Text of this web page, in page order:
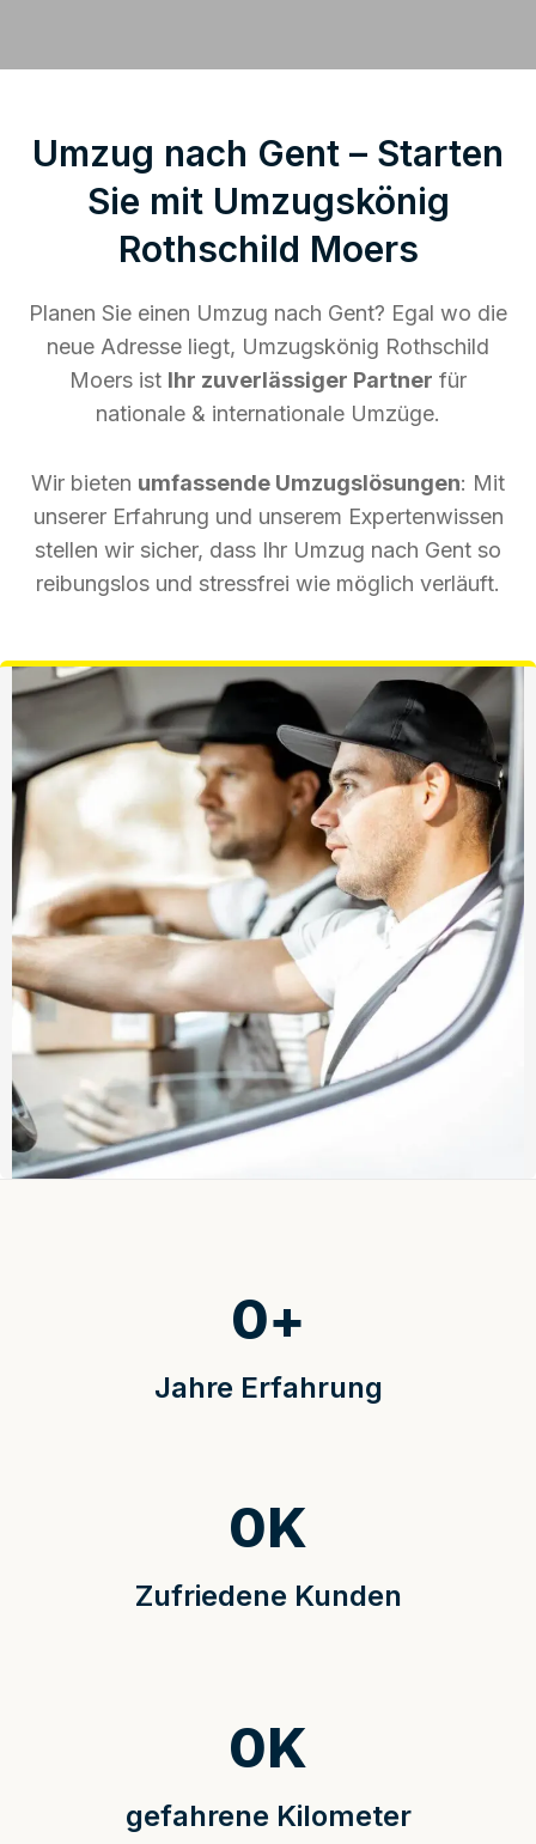
Umzug nach Gent – Starten
Sie mit Umzugskönig
Rothschild Moers
Planen Sie einen Umzug nach Gent? Egal wo die
neue Adresse liegt, Umzugskönig Rothschild
Moers ist Ihr zuverlässiger Partner für
nationale & internationale Umzüge.
Wir bieten umfassende Umzugslösungen: Mit
unserer Erfahrung und unserem Expertenwissen
stellen wir sicher, dass Ihr Umzug nach Gent so
reibungslos und stressfrei wie möglich verläuft.
Jahre Erfahrung
0+
Zufriedene Kunden
0K
gefahrene Kilometer
0K